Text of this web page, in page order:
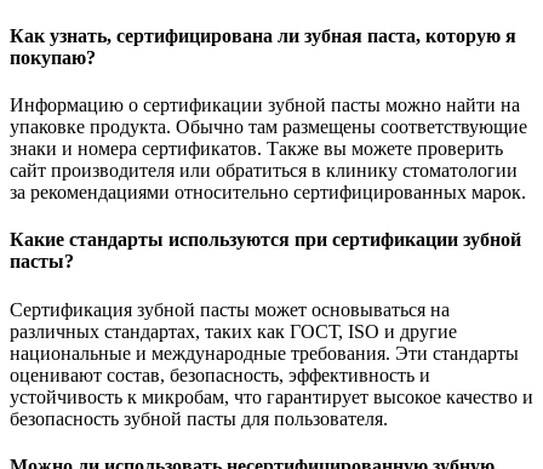
Как узнать, сертифицирована ли зубная паста, которую я
покупаю?
Информацию о сертификации зубной пасты можно найти на
упаковке продукта. Обычно там размещены соответствующие
знаки и номера сертификатов. Также вы можете проверить
сайт производителя или обратиться в клинику стоматологии
за рекомендациями относительно сертифицированных марок.
Какие стандарты используются при сертификации зубной
пасты?
Сертификация зубной пасты может основываться на
различных стандартах, таких как ГОСТ, ISO и другие
национальные и международные требования. Эти стандарты
оценивают состав, безопасность, эффективность и
устойчивость к микробам, что гарантирует высокое качество и
безопасность зубной пасты для пользователя.